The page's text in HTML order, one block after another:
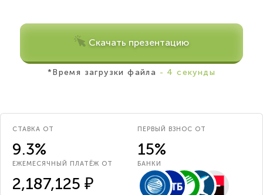
Скачать презентацию
*Время загрузки файла - 4 секунды
СТАВКА ОТ
9.3%
ПЕРВЫЙ ВЗНОС ОТ
15%
ЕЖЕМЕСЯЧНЫЙ ПЛАТЁЖ ОТ
2,187,125 ₽
БАНКИ